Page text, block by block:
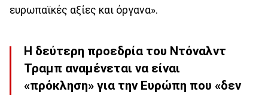
ευρωπαϊκές αξίες και όργανα».
Η δεύτερη προεδρία του Ντόναλντ
Τραμπ αναμένεται να είναι
«πρόκληση» για την Ευρώπη που «δεν